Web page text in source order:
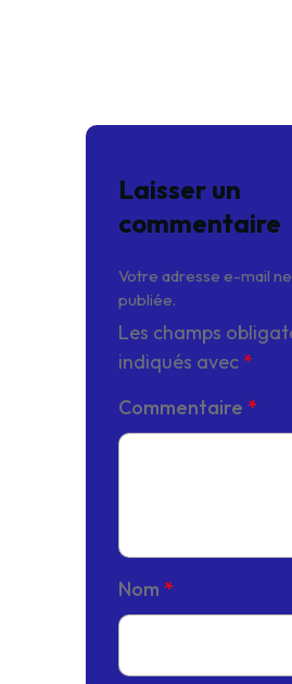
Laisser un
commentaire
Votre adresse e-mail
publiée.
Les champs
indiqués avec *
Commentaire *
Nom *